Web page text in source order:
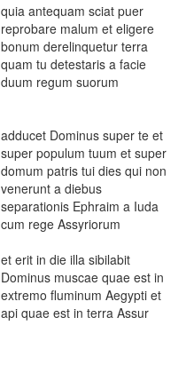
quia antequam sciat puer
reprobare malum et eligere
bonum derelinquetur terra
quam tu detestaris a facie
duum regum suorum
adducet Dominus super te et
super populum tuum et super
domum patris tui dies qui non
venerunt a diebus
separationis Ephraim a Iuda
cum rege Assyriorum
et erit in die illa sibilabit
Dominus muscae quae est in
extremo fluminum Aegypti et
api quae est in terra Assur